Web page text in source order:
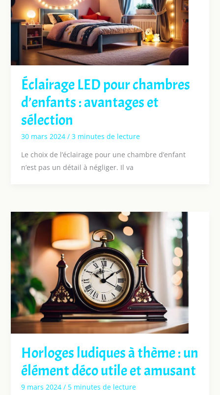
Éclairage LED pour chambres
d’enfants : avantages et
sélection
30 mars 2024 / 3 minutes de lecture
Le choix de l’éclairage pour une chambre d’enfant
n’est pas un détail à négliger. Il va
Horloges ludiques à thème : un
élément déco utile et amusant
9 mars 2024 / 5 minutes de lecture